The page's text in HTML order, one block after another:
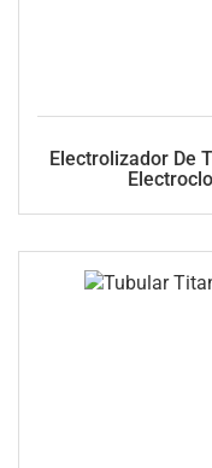
Electrolizador De